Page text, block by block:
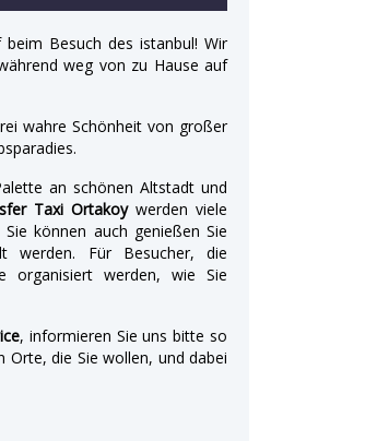
Besuch des istanbul! Wir
weg von zu Hause auf
wahre Schönheit von großer
an schönen Altstadt und
Taxi Ortakoywerden viele
können auch genießen Sie
werden. Für Besucher, die
organisiert werden, wie Sie
, informieren Sie uns bitte so
Orte, die Sie wollen, und dabei